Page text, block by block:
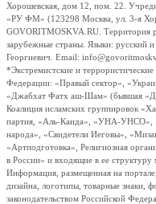
Хорошевская, дом 12, пом. 22.
«РУ ФМ» (123298 Москва, ул. 3-я
GOVORITMOSKVA.RU. Территория
зарубежные страны. Языки: русский
Георгиевич. Email:
*Экстремистские и
Федерации: «Правый сектор»,
«Джабхат Фатх аш-Шам» (бывшая
Коалиция исламских группировок
партия, «Аль-Каида», «УНА-УНСО»,
народа», «Свидетели Иеговы»,
«Артподготовка», Религиозная
в России» и входящие в ее структуру
Информация, размещенная на
дизайна, логотипы, товарные знаки,
законодательством Российской